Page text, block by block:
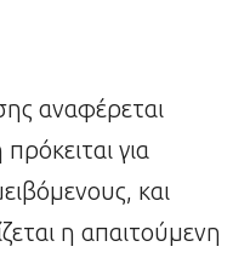
αναφέρεται
για
και
η απαιτούμενη